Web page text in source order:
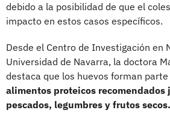
debido a la posibilidad de que el
impacto en estos casos específicos.
Desde el Centro de Investigación en
Universidad de Navarra, la doctora
destaca que los huevos forman
alimentos proteicos recomendados
pescados, legumbres y frutos secos.